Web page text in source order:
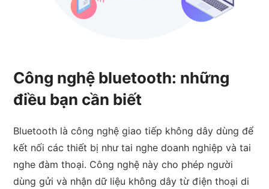
Công nghệ bluetooth: những
điều bạn cần biết
Bluetooth là công nghệ giao tiếp không dây dùng để
kết nối các thiết bị như tai nghe doanh nghiệp và tai
nghe đàm thoại. Công nghệ này cho phép người
dùng gửi và nhận dữ liệu không dây từ điện thoại di